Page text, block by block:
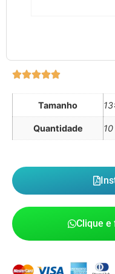
Tamanho
Quantidade 10
Clique e